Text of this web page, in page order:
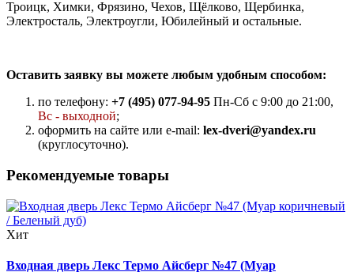
Троицк, Химки, Фрязино, Чехов, Щёлково, Щербинка,
Электросталь, Электроугли, Юбилейный и остальные.
Оставить заявку вы можете любым удобным способом:
по телефону: +7 (495) 077-94-95 Пн-Сб с 9:00 до 21:00,
Вс - выходной;
оформить на сайте или e-mail: lex-dveri@yandex.ru
(круглосуточно).
Рекомендуемые товары
Хит
Входная дверь Лекс Термо Айсберг №47 (Муар